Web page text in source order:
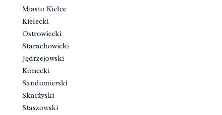
Miasto Kielce
Kielecki
Ostrowiecki
Starachowicki
Jędrzejowski
Konecki
Sandomierski
Skarżyski
Staszowski